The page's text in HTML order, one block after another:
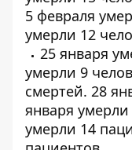
5 февраля
умерли 12
25 января
умерли 9
смертей. 28
января умерли
умерли 14